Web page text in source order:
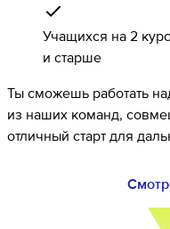
Учащихся на 2
и старше
Ты сможешь работать
из наших команд,
отличный старт для